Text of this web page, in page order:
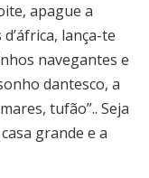
apague a
lança-te
navegantes e
dantesco, a
tufão”.. Seja
grande e a